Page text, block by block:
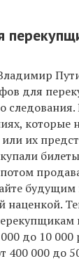
для
которые
их
наценкой.
до 10
400 000 до